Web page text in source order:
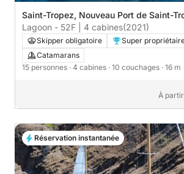
Saint-Tropez, Nouveau Port de Saint-
Lagoon - 52F | 4 cabines(2021)
Skipper obligatoire
Super
Catamarans
15 personnes · 4 cabines · 10 couchages · 16 m
À
Réservation instantanée